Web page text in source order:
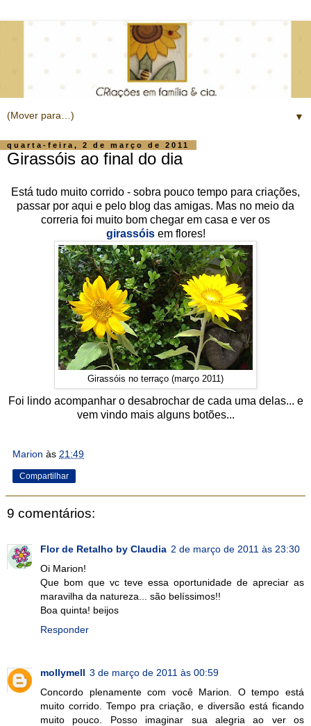
▼
quarta-feira, 2 de março de 2011
Girassóis ao final do dia
Está tudo muito corrido - sobra pouco tempo para criações,
passar por aqui e pelo blog das amigas. Mas no meio da
correria foi muito bom chegar em casa e ver os
girassóisem flores!
Girassóis no terraço (março 2011)
Foi lindo acompanhar o desabrochar de cada uma delas... e
vem vindo mais alguns botões...
Marion às 21:49
Compartilhar
9 comentários:
Flor de Retalho by Claudia 2 de março de 2011 às 23:30
Oi Marion!
Que bom que vc teve essa oportunidade de apreciar as
maravilha da natureza... são belíssimos!!
Boa quinta! beijos
Responder
mollymell 3 de março de 2011 às 00:59
Concordo plenamente com você Marion. O tempo está
muito corrido. Tempo pra criação, e diversão está ficando
muito pouco. Posso imaginar sua alegria ao ver os